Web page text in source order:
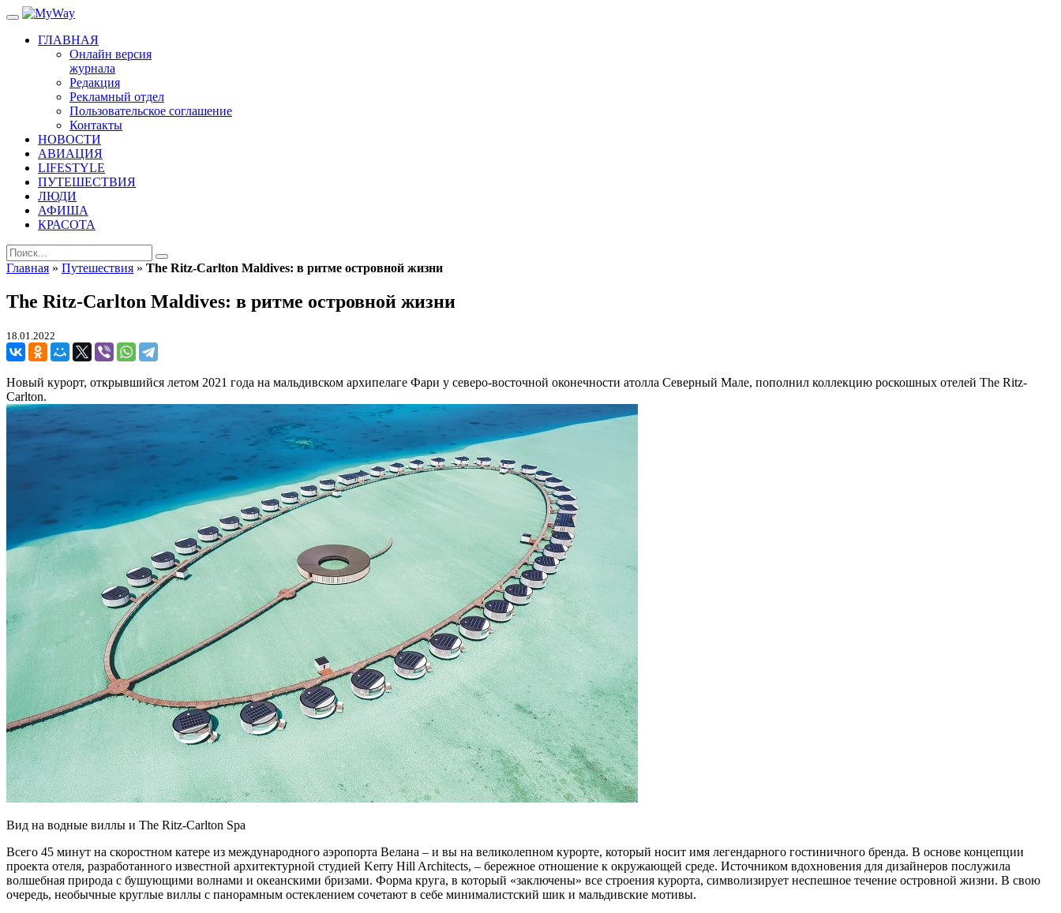
ГЛАВНАЯ
Онлайн версия
журнала
Редакция
Рекламный отдел
Пользовательское соглашение
Контакты
НОВОСТИ
АВИАЦИЯ
LIFESTYLE
ПУТЕШЕСТВИЯ
ЛЮДИ
АФИША
КРАСОТА
Главная » Путешествия » The Ritz-Carlton Maldives: в ритме островной жизни
The Ritz-Carlton Maldives: в ритме островной жизни
18.01.2022
Новый курорт, открывшийся летом 2021 года на мальдивском архипелаге Фари у северо-восточной оконечности атолла Северный Мале, пополнил коллекцию роскошных отелей The Ritz-
Carlton.
Вид на водные виллы и The Ritz-Carlton Spa
Всего 45 минут на скоростном катере из международного аэропорта Велана – и вы на великолепном курорте, который носит имя легендарного гостиничного бренда. В основе концепции
проекта отеля, разработанного известной архитектурной студией Kerry Hill Architects, – бережное отношение к окружающей среде. Источником вдохновения для дизайнеров послужила
волшебная природа с бушующими волнами и океанскими бризами. Форма круга, в который «заключены» все строения курорта, символизирует неспешное течение островной жизни. В свою
очередь, необычные круглые виллы с панорамным остеклением сочетают в себе минималистский шик и мальдивские мотивы.